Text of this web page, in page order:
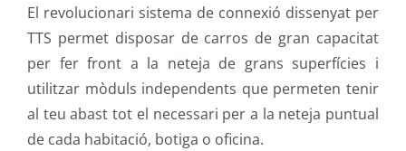
El revolucionari sistema de connexió dissenyat per
TTS permet disposar de carros de gran capacitat
per fer front a la neteja de grans superfícies i
utilitzar mòduls independents que permeten tenir
al teu abast tot el necessari per a la neteja puntual
de cada habitació, botiga o oficina.